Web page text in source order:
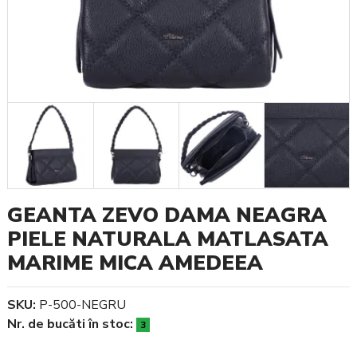
GEANTA ZEVO DAMA NEAGRA
PIELE NATURALA MATLASATA
MARIME MICA AMEDEEA
SKU: P-500-NEGRU
Nr. de bucăti în stoc:
3